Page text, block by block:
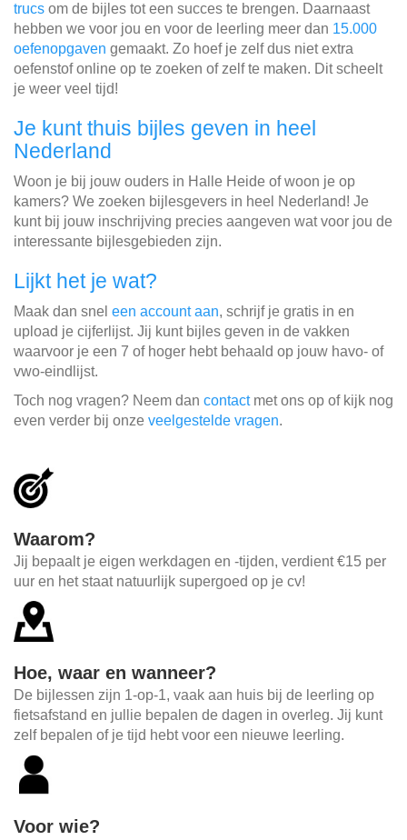
trucs om de bijles tot een succes te brengen. Daarnaast
hebben we voor jou en voor de leerling meer dan 15.000
oefenopgaven gemaakt. Zo hoef je zelf dus niet extra
oefenstof online op te zoeken of zelf te maken. Dit scheelt
je weer veel tijd!
Je kunt thuis bijles geven in heel
Nederland
Woon je bij jouw ouders in Halle Heide of woon je op
kamers? We zoeken bijlesgevers in heel Nederland! Je
kunt bij jouw inschrijving precies aangeven wat voor jou de
interessante bijlesgebieden zijn.
Lijkt het je wat?
Maak dan snel een account aan, schrijf je gratis in en
upload je cijferlijst. Jij kunt bijles geven in de vakken
waarvoor je een 7 of hoger hebt behaald op jouw havo- of
vwo-eindlijst.
Toch nog vragen? Neem dan contactmet ons op of kijk nog
even verder bij onze veelgestelde vragen.
Waarom?
Jij bepaalt je eigen werkdagen en -tijden, verdient €15 per
uur en het staat natuurlijk supergoed op je cv!
Hoe, waar en wanneer?
De bijlessen zijn 1-op-1, vaak aan huis bij de leerling op
fietsafstand en jullie bepalen de dagen in overleg. Jij kunt
zelf bepalen of je tijd hebt voor een nieuwe leerling.
Voor wie?